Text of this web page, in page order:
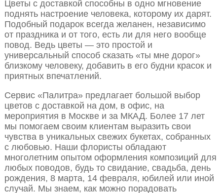
Цветы с доставкой способны в одно мгновение
поднять настроение человека, которому их дарят.
Подобный подарок всегда желанен, независимо
от праздника и от того, есть ли для него вообще
повод. Ведь цветы — это простой и
универсальный способ сказать «ты мне дорог»
близкому человеку, добавить в его будни красок и
приятных впечатлений.
Сервис «Палитра» предлагает большой выбор
цветов с доставкой на дом, в офис, на
мероприятия в Москве и за МКАД. Более 17 лет
мы помогаем своим клиентам выразить свои
чувства в уникальных свежих букетах, собранных
с любовью. Наши флористы обладают
многолетним опытом оформления композиций для
любых поводов, будь то свидание, свадьба, день
рождения, 8 марта, 14 февраля, юбилей или иной
случай. Мы знаем, как можно порадовать